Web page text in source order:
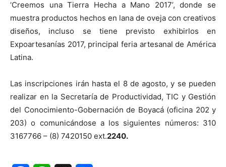
‘Creemos una Tierra Hecha a Mano 2017’, donde se
muestra productos hechos en lana de oveja con creativos
diseños, incluso se tiene previsto exhibirlos en
Expoartesanías 2017, principal feria artesanal de América
Latina.
Las inscripciones irán hasta el 8 de agosto, y se pueden
realizar en la Secretaría de Productividad, TIC y Gestión
del Conocimiento-Gobernación de Boyacá (oficina 202 y
203) o comunicándose a los siguientes números: 310
3167766 – (8) 7420150 ext.2240.